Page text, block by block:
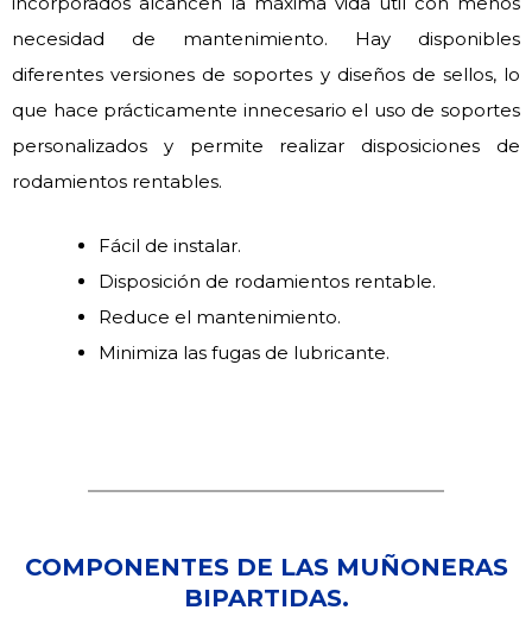
necesidad de mantenimiento. Hay disponibles
diferentes versiones de soportes y diseños de sellos, lo
que hace prácticamente innecesario el uso de soportes
personalizados y permite realizar disposiciones de
rodamientos rentables.
Fácil de instalar.
Disposición de rodamientos rentable.
Reduce el mantenimiento.
Minimiza las fugas de lubricante.
COMPONENTES DE LAS MUÑONERAS
BIPARTIDAS.